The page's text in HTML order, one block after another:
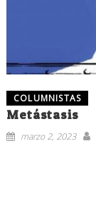
COLUMNISTAS
Metástasis
marzo 2, 2023